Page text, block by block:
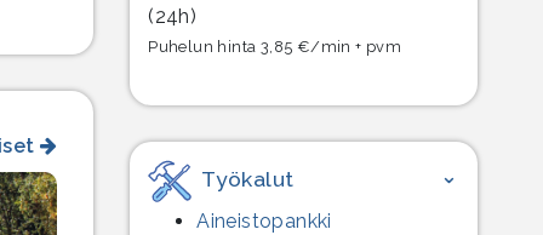
(24h)
Puhelun hinta 3,85 €/min + pvm
Työkalut
Aineistopankki